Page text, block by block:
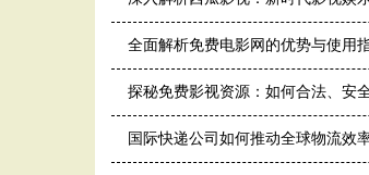
全面解析免费电影网的优势与使用
探秘免费影视资源：如何合法、安
国际快递公司如何推动全球物流效